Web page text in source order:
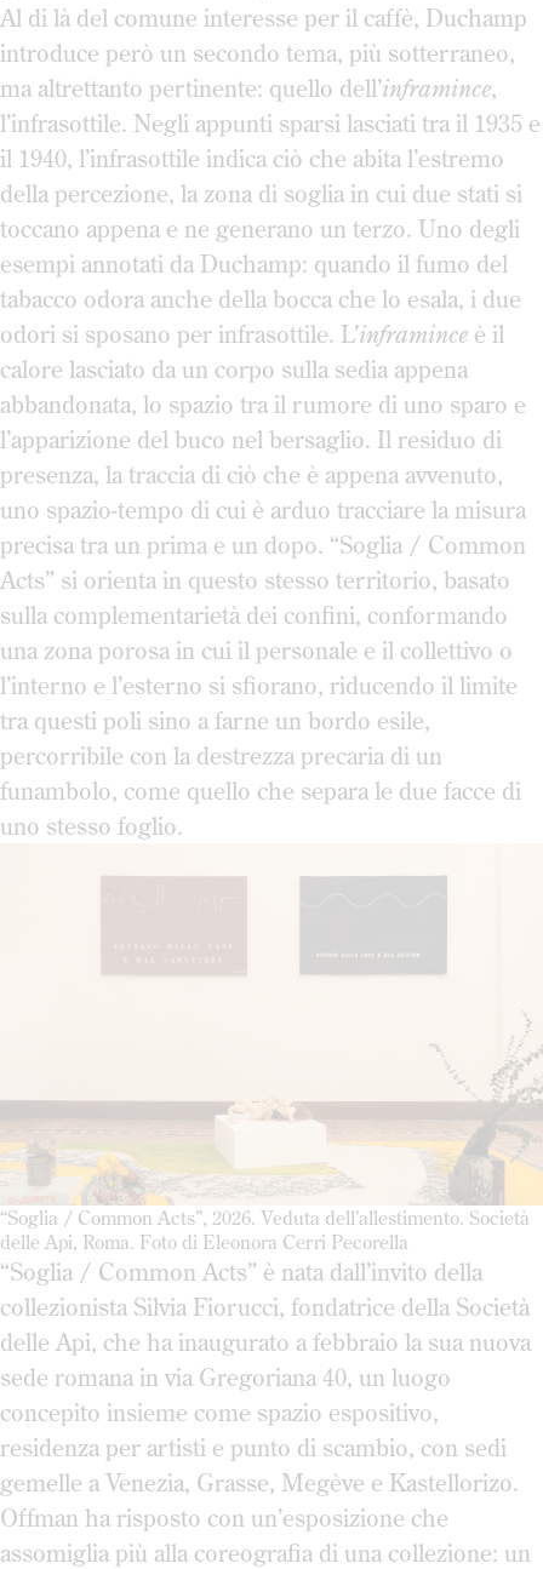
Al di là del comune interesse per il caffè, Duchamp
introduce però un secondo tema, più sotterraneo,
ma altrettanto pertinente: quello dell’inframince,
l’infrasottile. Negli appunti sparsi lasciati tra il 1935 e
il 1940, l’infrasottile indica ciò che abita l’estremo
della percezione, la zona di soglia in cui due stati si
toccano appena e ne generano un terzo. Uno degli
esempi annotati da Duchamp: quando il fumo del
tabacco odora anche della bocca che lo esala, i due
odori si sposano per infrasottile. L’inframince è il
calore lasciato da un corpo sulla sedia appena
abbandonata, lo spazio tra il rumore di uno sparo e
l’apparizione del buco nel bersaglio. Il residuo di
presenza, la traccia di ciò che è appena avvenuto,
uno spazio-tempo di cui è arduo tracciare la misura
precisa tra un prima e un dopo. “Soglia / Common
Acts” si orienta in questo stesso territorio, basato
sulla complementarietà dei confini, conformando
una zona porosa in cui il personale e il collettivo o
l’interno e l’esterno si sfiorano, riducendo il limite
tra questi poli sino a farne un bordo esile,
percorribile con la destrezza precaria di un
funambolo, come quello che separa le due facce di
uno stesso foglio.
“Soglia / Common Acts”, 2026. Veduta dell’allestimento. Società
delle Api, Roma. Foto di Eleonora Cerri Pecorella
“Soglia / Common Acts” è nata dall’invito della
collezionista Silvia Fiorucci, fondatrice della Società
delle Api, che ha inaugurato a febbraio la sua nuova
sede romana in via Gregoriana 40, un luogo
concepito insieme come spazio espositivo,
residenza per artisti e punto di scambio, con sedi
gemelle a Venezia, Grasse, Megève e Kastellorizo.
Offman ha risposto con un’esposizione che
assomiglia più alla coreografia di una collezione: un